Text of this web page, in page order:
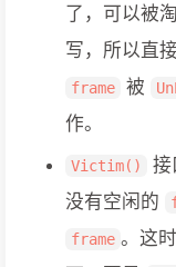
了，可以被
写，所以直
frame 被
作。
Victim()
接
没有空闲的
frame 。这